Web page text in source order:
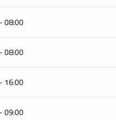
08:00 - 21:45
08:00 - 21:45
16:00 - 21:45
09:00 - 21:45